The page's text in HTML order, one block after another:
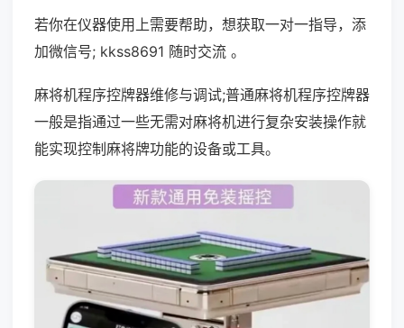
若你在仪器使用上需要帮助，想获取一对一指导，添
加微信号; kkss8691 随时交流 。
麻将机程序控牌器维修与调试;普通麻将机程序控牌器
一般是指通过一些无需对麻将机进行复杂安装操作就
能实现控制麻将牌功能的设备或工具。